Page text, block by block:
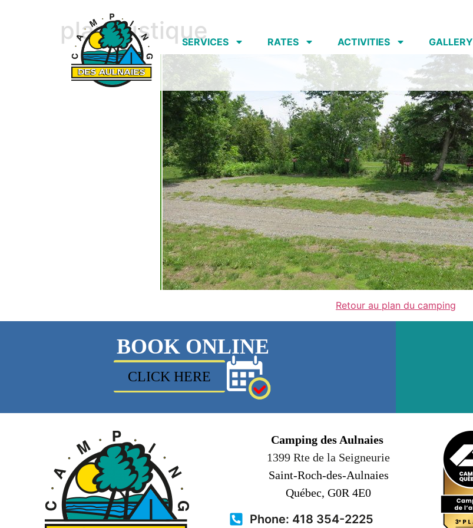
SERVICES
RATES ACTIVITIES GALLERY
plan rustique
Retour au plan du camping
BOOK ONLINE
CLICK HERE
Camping des Aulnaies
1399 Rte de la Seigneurie
Saint-Roch-des-Aulnaies
Québec, G0R 4E0
Phone: 418 354-2225